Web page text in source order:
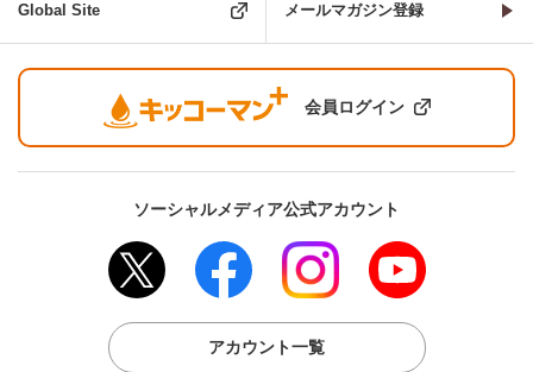
Global Site メールマガジン登録
会員ログイン
ソーシャルメディア公式アカウント
アカウント一覧